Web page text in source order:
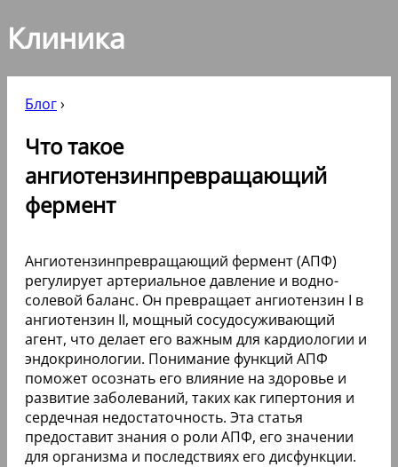
Клиника
Блог›
Что такое
ангиотензинпревращающий
фермент
Ангиотензинпревращающий фермент (АПФ)
регулирует артериальное давление и водно-
солевой баланс. Он превращает ангиотензин I в
ангиотензин II, мощный сосудосуживающий
агент, что делает его важным для кардиологии и
эндокринологии. Понимание функций АПФ
поможет осознать его влияние на здоровье и
развитие заболеваний, таких как гипертония и
сердечная недостаточность. Эта статья
предоставит знания о роли АПФ, его значении
для организма и последствиях его дисфункции.